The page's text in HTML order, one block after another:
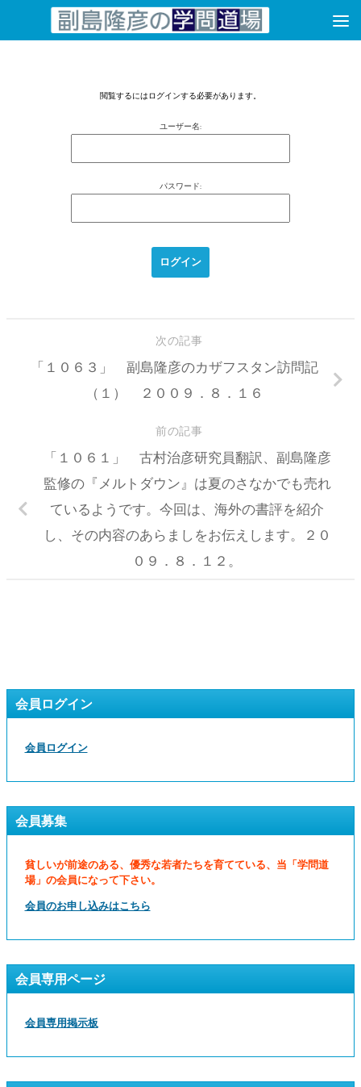
コンテンツへスキップ
閲覧するにはログインする必要があります。
ユーザー名:
パスワード:
次の記事
「１０６３」 副島隆彦のカザフスタン訪問記
（１） ２００９．８．１６
前の記事
「１０６１」 古村治彦研究員翻訳、副島隆彦
監修の『メルトダウン』は夏のさなかでも売れ
ているようです。今回は、海外の書評を紹介
し、その内容のあらましをお伝えします。２０
０９．８．１２。
会員ログイン
会員ログイン
会員募集
貧しいが前途のある、優秀な若者たちを育てている、当「学問道
場」の会員になって下さい。
会員のお申し込みはこちら
会員専用ページ
会員専用掲示板